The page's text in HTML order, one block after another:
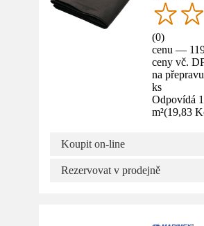
(0)
cenu —
ceny vč.
na
ks
Odpovídá
m²(19,83
Koupit on-line
Rezervovat v prodejně